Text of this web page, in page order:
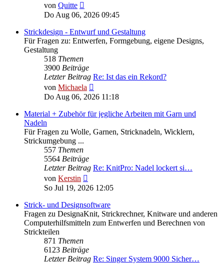
von Quitte
Beitrag
Do Aug 06, 2026 09:45
Strickdesign - Entwurf und Gestaltung
Für Fragen zu: Entwerfen, Formgebung, eigene Designs,
Gestaltung
518 Themen
3900 Beiträge
Letzter Beitrag Re: Ist das ein Rekord?
von Michaela
Beitrag
Do Aug 06, 2026 11:18
Material + Zubehör für jegliche Arbeiten mit Garn und
Nadeln
Für Fragen zu Wolle, Garnen, Stricknadeln, Wicklern,
Strickumgebung ...
557 Themen
5564 Beiträge
Letzter Beitrag Re: KnitPro: Nadel lockert si…
von Kerstin
Beitrag
So Jul 19, 2026 12:05
Strick- und Designsoftware
Fragen zu DesignaKnit, Strickrechner, Knitware und anderen
Computerhilfsmitteln zum Entwerfen und Berechnen von
Strickteilen
871 Themen
6123 Beiträge
Letzter Beitrag Re: Singer System 9000 Sicher…